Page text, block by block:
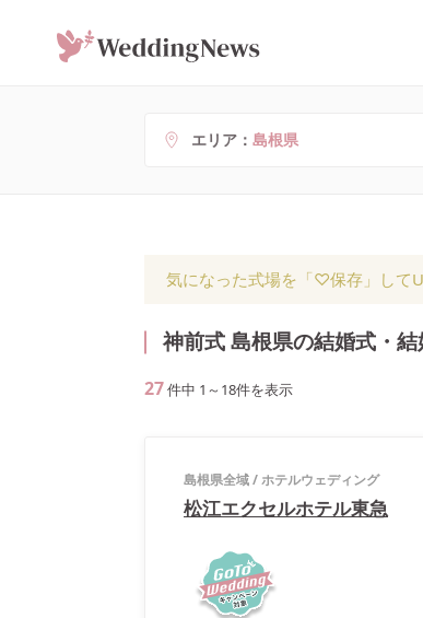
エリア 島根県
気になった式場を「♡保存」して
神前式 島根県の結婚式・
27件中 1 ～ 18件を表示
島根県全域/ホテルウェディング
松江エクセルホテル東急